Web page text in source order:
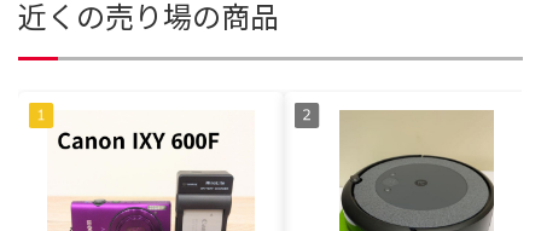
近くの売り場の商品